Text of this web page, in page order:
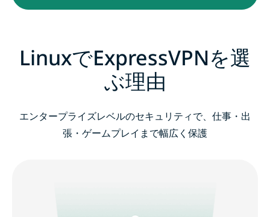
LinuxでExpressVPNを選
ぶ理由
エンタープライズレベルのセキュリティで、仕事・出
張・ゲームプレイまで幅広く保護